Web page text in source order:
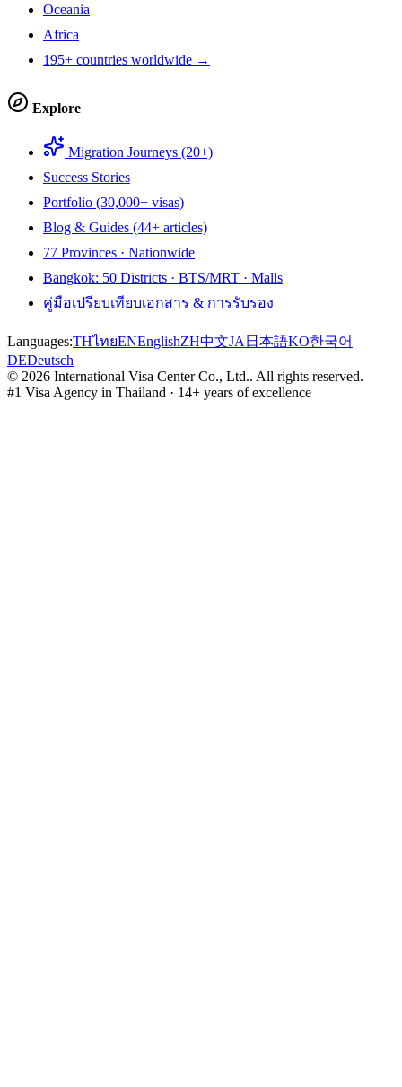
Oceania
Africa
195+ countries worldwide →
Explore
Migration Journeys (20+)
Success Stories
Portfolio (30,000+ visas)
Blog & Guides (44+ articles)
77 Provinces · Nationwide
Bangkok: 50 Districts · BTS/MRT · Malls
คู่มือเปรียบเทียบเอกสาร & การรับรอง
Languages:THไทยENEnglishZH中文JA 日本語KO한국어
DEDeutsch
© 2026 International Visa Center Co., Ltd.. All rights reserved.
#1 Visa Agency in Thailand · 14+ years of excellence